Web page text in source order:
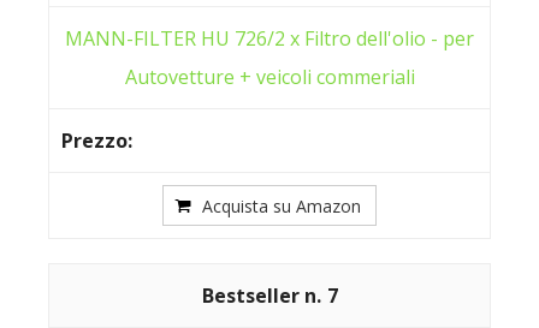
MANN-FILTER HU 726/2 x Filtro dell'olio - per
Autovetture + veicoli commeriali
Acquista su Amazon
7